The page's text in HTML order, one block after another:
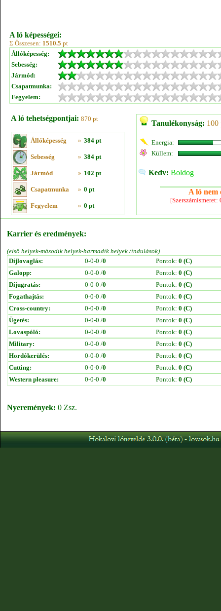
A ló képességei:
Σ Összesen: 1510.5 pt
Állóképesség:
Sebesség:
Jármód:
Csapatmunka:
Fegyelem:
A ló tehetségpontjai: 870 pt
Állóképesség » 384 pt
Sebesség » 384 pt
Jármód » 102 pt
Csapatmunka » 0 pt
Fegyelem » 0 pt
Tanulékonyság: 100
Energia:
Küllem:
Kedv: Boldog
A ló nem
Karrier és eredmények:
(első helyek-második helyek-harmadik helyek /indulások)
Díjlovaglás:
0-0-0 /0 Pontok: 0 (C)
Galopp:
0-0-0 /0 Pontok: 0 (C)
Díjugratás:
0-0-0 /0 Pontok: 0 (C)
Fogathajtás:
0-0-0 /0 Pontok: 0 (C)
Cross-country:
0-0-0 /0 Pontok: 0 (C)
Ügetés:
0-0-0 /0 Pontok: 0 (C)
Lovaspóló:
0-0-0 /0 Pontok: 0 (C)
Military:
0-0-0 /0 Pontok: 0 (C)
Hordókerülés:
0-0-0 /0 Pontok: 0 (C)
Cutting:
0-0-0 /0 Pontok: 0 (C)
Western pleasure:
0-0-0 /0 Pontok: 0 (C)
Nyeremények: 0 Zsz.